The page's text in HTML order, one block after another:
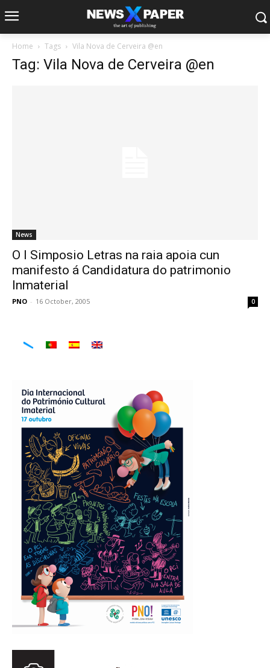
Home Tags Vila Nova de Cerveira @en
Tag: Vila Nova de Cerveira @en
News
O I Simposio Letras na raia apoia cun
manifesto á Candidatura do patrimonio
Inmaterial
PNO - 16 October, 2005 0